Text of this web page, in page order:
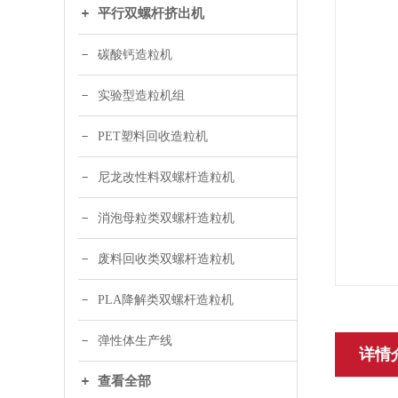
平行双螺杆挤出机
碳酸钙造粒机
实验型造粒机组
PET塑料回收造粒机
尼龙改性料双螺杆造粒机
消泡母粒类双螺杆造粒机
废料回收类双螺杆造粒机
PLA降解类双螺杆造粒机
弹性体生产线
查看全部
详情